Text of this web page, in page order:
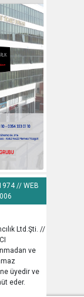
// WEB
Ltd.Şti. //
ve
üyedir ve
eder.